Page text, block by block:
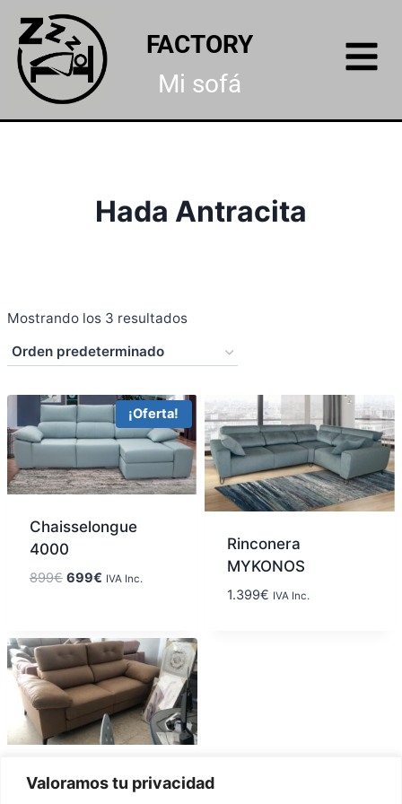
Valoramos tu privacidad
FACTORY
Mi sofá
Hada Antracita
Mostrando los 3 resultados
¡Oferta!
Chaisselongue
4000
899€ 699€ IVA Inc.
Rinconera
MYKONOS
1.399€ IVA Inc.
Sofá Modelo Dubai